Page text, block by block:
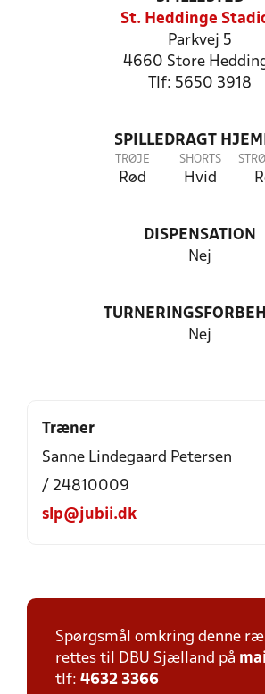
St. Heddinge
Parkvej 5
4660 Store
Tlf: 5650 3918
SPILLEDRAGT
TRØJE
Rød
SHORTS
Hvid
DISPENSATION
Nej
Nej
Træner
Sanne Lindegaard Petersen
/ 24810009
slp@jubii.dk
Spørgsmål omkring denne
rettes til DBU Sjælland på mail
tlf: 4632 3366